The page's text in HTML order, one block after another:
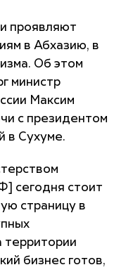
проявляют
в Абхазию, в
Об этом
министр
Максим
с президентом
в Сухуме.
сегодня стоит
страницу в
территории
бизнес готов,